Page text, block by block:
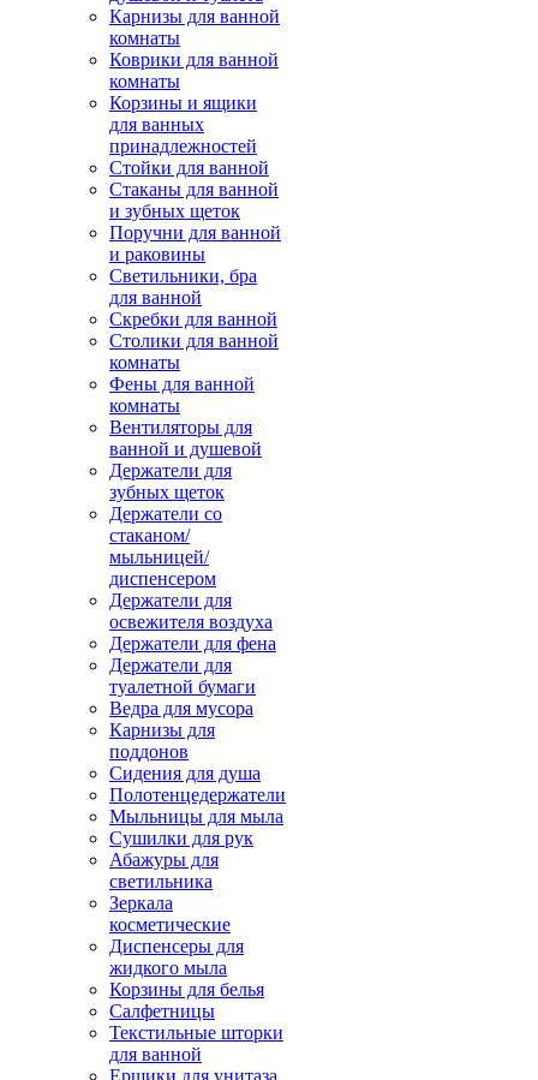
Карнизы для ванной
комнаты
Коврики для ванной
комнаты
Корзины и ящики
для ванных
принадлежностей
Стойки для ванной
Стаканы для ванной
и зубных щеток
Поручни для ванной
и раковины
Светильники, бра
для ванной
Скребки для ванной
Столики для ванной
комнаты
Фены для ванной
комнаты
Вентиляторы для
ванной и душевой
Держатели для
зубных щеток
Держатели со
стаканом/
мыльницей/
диспенсером
Держатели для
освежителя воздуха
Держатели для фена
Держатели для
туалетной бумаги
Ведра для мусора
Карнизы для
поддонов
Сидения для душа
Полотенцедержатели
Мыльницы для мыла
Сушилки для рук
Абажуры для
светильника
Зеркала
косметические
Диспенсеры для
жидкого мыла
Корзины для белья
Салфетницы
Текстильные шторки
для ванной
Ершики для унитаза